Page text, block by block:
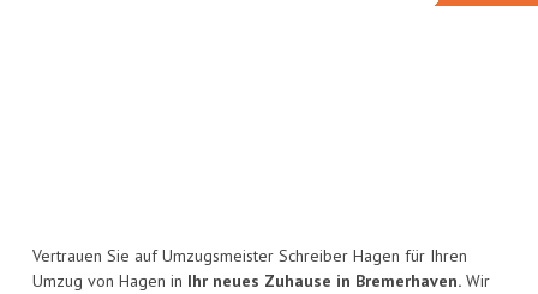
Vertrauen Sie auf Umzugsmeister Schreiber Hagen für Ihren
Umzug von Hagen in Ihr neues Zuhause in Bremerhaven. Wir